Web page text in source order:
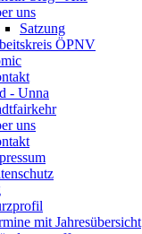
uns
Satzung
ÖPNV
- Unna
uns
mit Jahresübersicht